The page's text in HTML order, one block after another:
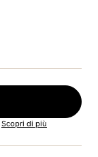
Scopri di più